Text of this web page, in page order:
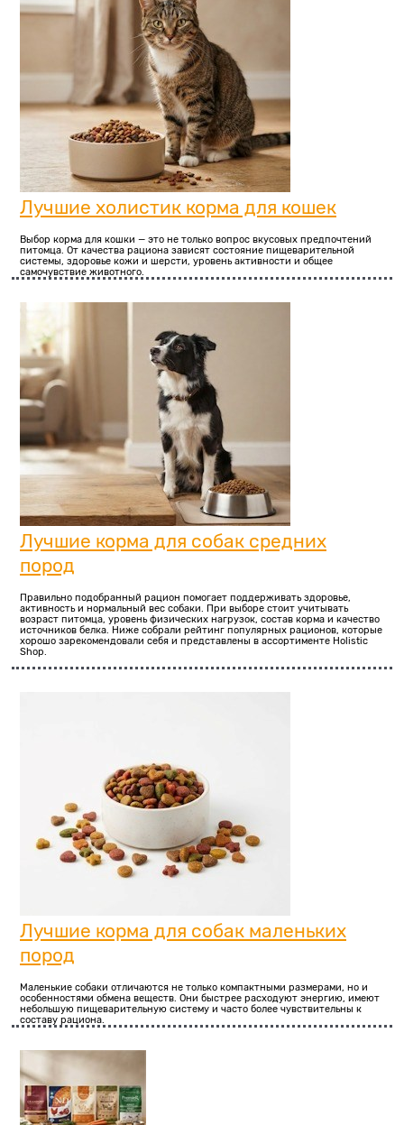
Лучшие холистик корма для кошек
Выбор корма для кошки — это не только вопрос вкусовых предпочтений
питомца. От качества рациона зависят состояние пищеварительной
системы, здоровье кожи и шерсти, уровень активности и общее
самочувствие животного.
Лучшие корма для собак средних
пород
Правильно подобранный рацион помогает поддерживать здоровье,
активность и нормальный вес собаки. При выборе стоит учитывать
возраст питомца, уровень физических нагрузок, состав корма и качество
источников белка. Ниже собрали рейтинг популярных рационов, которые
хорошо зарекомендовали себя и представлены в ассортименте Holistic
Shop.
Лучшие корма для собак маленьких
пород
Маленькие собаки отличаются не только компактными размерами, но и
особенностями обмена веществ. Они быстрее расходуют энергию, имеют
небольшую пищеварительную систему и часто более чувствительны к
составу рациона.